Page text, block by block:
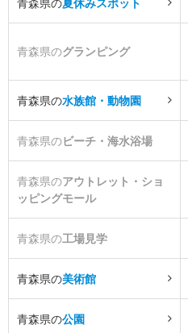
青森県のグランピング
青森県の水族館・動物園
青森県のビーチ・海水浴場
青森県のアウトレット・ショ
ッピングモール
青森県の工場見学
青森県の美術館
青森県の公園